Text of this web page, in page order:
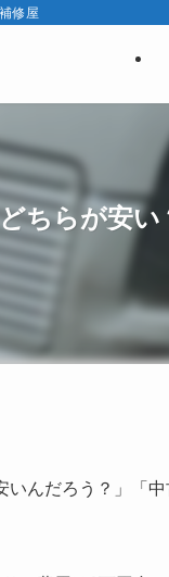
修屋
ちらが安
んだろう？」「